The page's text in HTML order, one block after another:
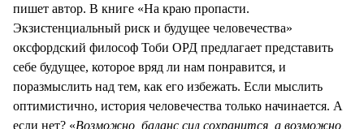
пишет автор. В книге «На краю пропасти.
Экзистенциальный риск и будущее человечества»
оксфордский философ Тоби ОРД предлагает представить
себе будущее, которое вряд ли нам понравится, и
поразмыслить над тем, как его избежать. Если мыслить
оптимистично, история человечества только начинается. А
если нет? «Возможно, баланс сил сохранится, а возможно,